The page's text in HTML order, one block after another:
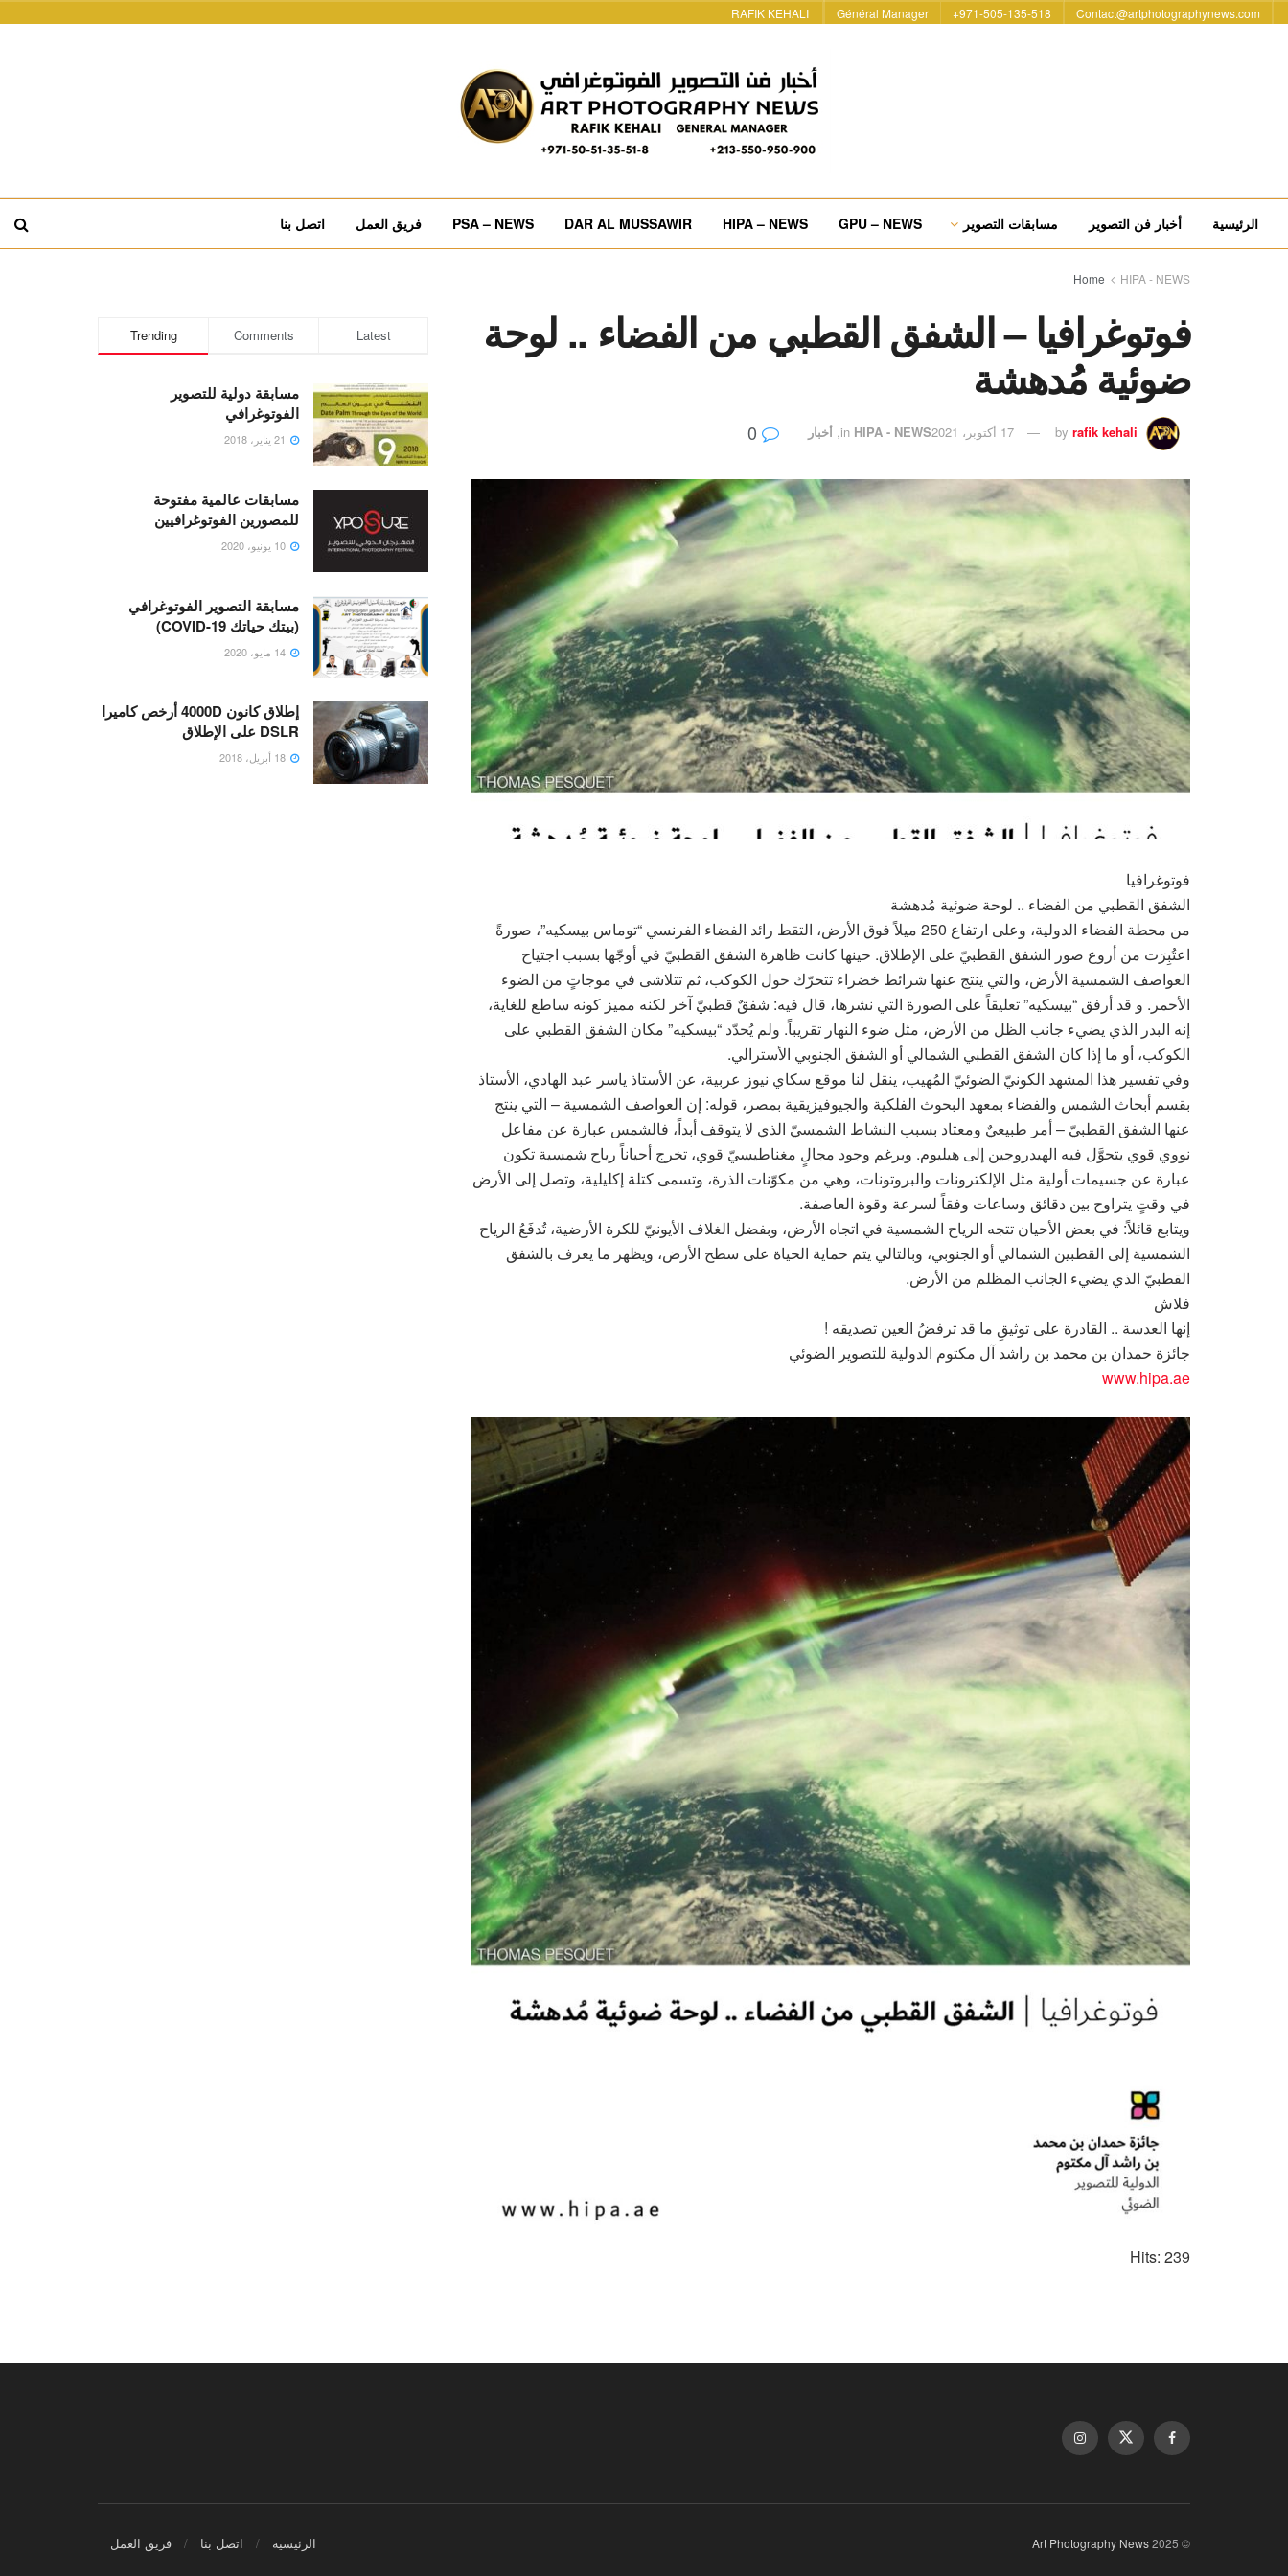
Contact@artphotographynews.com
971-505-135-518+
Général Manager
RAFIK KEHALI
الرئيسية أخبار فن التصوير مسابقات التصوير GPU – NEWS
HIPA – NEWS
DAR AL MUSSAWIR
PSA – NEWS فريق العمل اتصل بنا
Home HIPA - NEWS
فوتوغرافيا – الشفق القطبي من الفضاء .. لوحة
ضوئية مُدهشة
by rafik kehali 17 أكتوبر، 2021 in HIPA - NEWS
, أخبار
فوتوغرافيا
الشفق القطبي من الفضاء .. لوحة ضوئية مُدهشة
من محطة الفضاء الدولية، وعلى ارتفاع 250 ميلاً فوق الأرض، التقط رائد الفضاء الفرنسي “توماس بيسكيه”، صورةً
اعتُبِرَت من أروع صور الشفق القطبيّ على الإطلاق. حينها كانت ظاهرة الشفق القطبيّ في أوجّها بسبب اجتياح
العواصف الشمسية الأرض، والتي ينتج عنها شرائط خضراء تتحرّك حول الكوكب، ثم تتلاشى في موجاتٍ من الضوء
الأحمر. و قد أرفق “بيسكيه” تعليقاً على الصورة التي نشرها، قال فيه: شفقٌ قطبيّ آخر لكنه مميز كونه ساطع للغاية،
إنه البدر الذي يضيء جانب الظل من الأرض، مثل ضوء النهار تقريباً. ولم يُحدّد “بيسكيه” مكان الشفق القطبي على
الكوكب، أو ما إذا كان الشفق القطبي الشمالي أو الشفق الجنوبي الأسترالي.
وفي تفسير هذا المشهد الكونيّ الضوئيّ المُهيب، ينقل لنا موقع سكاي نيوز عربية، عن الأستاذ ياسر عبد الهادي، الأستاذ
بقسم أبحاث الشمس والفضاء بمعهد البحوث الفلكية والجيوفيزيقية بمصر، قوله: إن العواصف الشمسية – التي ينتج
عنها الشفق القطبيّ – أمر طبيعيٌ ومعتاد بسبب النشاط الشمسيّ الذي لا يتوقف أبداً، فالشمس عبارة عن مفاعل
نووي قوي يتحوَّل فيه الهيدروجين إلى هيليوم. وبرغم وجود مجالٍ مغناطيسيّ قوي، تخرج أحياناً رياح شمسية تكون
عبارة عن جسيمات أولية مثل الإلكترونات والبروتونات، وهي من مكوّنات الذرة، وتسمى كتلة إكليلية، وتصل إلى الأرض
في وقتٍ يتراوح بين دقائق وساعات وفقاً لسرعة وقوة العاصفة.
ويتابع قائلاً: في بعض الأحيان تتجه الرياح الشمسية في اتجاه الأرض، وبفضل الغلاف الأيونيّ للكرة الأرضية، تُدفَعُ الرياح
الشمسية إلى القطبين الشمالي أو الجنوبي، وبالتالي يتم حماية الحياة على سطح الأرض، ويظهر ما يعرف بالشفق
القطبيّ الذي يضيء الجانب المظلم من الأرض.
فلاش
إنها العدسة .. القادرة على توثيقِ ما قد ترفضُ العين تصديقه !
جائزة حمدان بن محمد بن راشد آل مكتوم الدولية للتصوير الضوئي
www.hipa.ae
Hits: 239
Trending Comments Latest
مسابقة دولية للتصوير
الفوتوغرافي
مسابقات عالمية مفتوحة
للمصورين الفوتوغرافيين
مسابقة التصوير الفوتوغرافي
(بيتك حياتك COVID-19)
إطلاق كانون 4000D أرخص كاميرا
DSLR على الإطلاق
الرئيسية اتصل بنا فريق العمل © 2025
Art Photography News